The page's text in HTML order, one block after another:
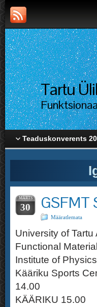
Tartu
Teaduskonverents
MÄRTS
30 GSFMT
Määratlemata
University of
Functional
Institute of
Kääriku Sports
14.00 Leave
KÄÄRIKU